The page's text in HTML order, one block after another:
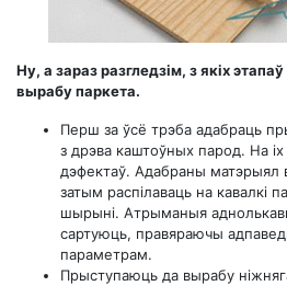
Ну, а зараз разгледзім, з якіх
вырабу паркета.
Перш за ўсё трэба адабраць
з дрэва каштоўных парод. На
дэфектаў. Адабраны матэрыял
затым распілаваць на кавалкі
шырыні. Атрыманыя
сартуюць, правяраючы
параметрам.
Прыступаюць да вырабу